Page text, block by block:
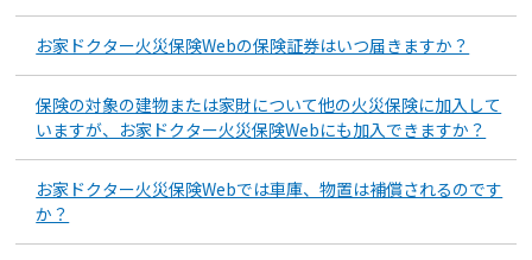
お家ドクター火災保険Webの保険証券はいつ届きますか？
保険の対象の建物または家財について他の火災保険に加入して
いますが、お家ドクター火災保険Webにも加入できますか？
お家ドクター火災保険Webでは車庫、物置は補償されるのです
か？